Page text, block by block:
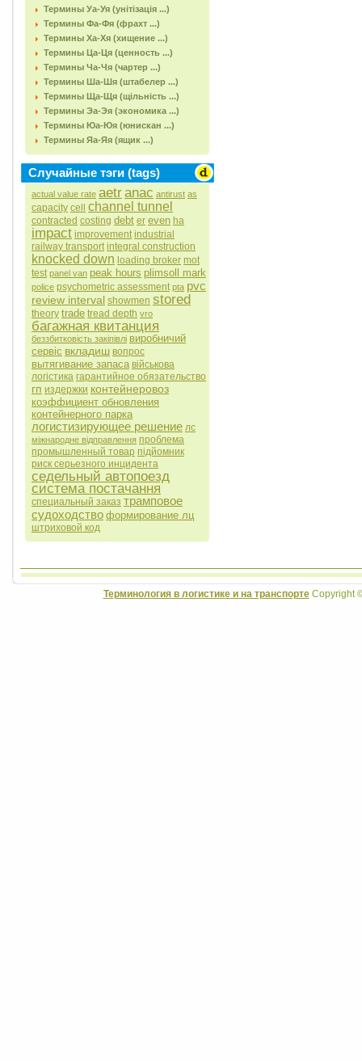
Термины Уа-Уя (унітізація ...)
Термины Фа-Фя (фрахт ...)
Термины Ха-Хя (хищение ...)
Термины Ца-Ця (ценность ...)
Термины Ча-Чя (чартер ...)
Термины Ша-Шя (штабелер ...)
Термины Ща-Щя (щільність ...)
Термины Эа-Эя (экономика ...)
Термины Юа-Юя (юнискан ...)
Термины Яа-Яя (ящик ...)
Случайные тэги (tags)
actual value rate aetranac antirust as
capacity cell channel tunnel
contracted costing debt er even ha
impact improvement industrial
railway transport integral construction
knocked down loading broker mot
test panel van peak hours plimsoll mark
police psychometric assessment pta pvc
review interval showmen stored
theory trade tread depth vro
багажная квитанция
беззбитковість закіпівлі виробничий
сервіс вкладиш вопрос
вытягивание запаса військова
логістика гарантийное обязательство
гп издержки контейнеровоз
коэффициент обновления
контейнерного парка
логистизирующее решение лс
міжнародне відправлення проблема
промышленный товар підйомник
риск серьезного инцидента
седельный автопоезд
система постачання
специальный заказ трамповое
судоходство формирование лц
штриховой код
Терминология в логистике и на транспортеCopyright